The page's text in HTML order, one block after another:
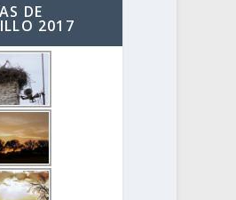
DE
2017